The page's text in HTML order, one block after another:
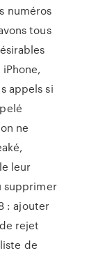
numéros
tous
appels si
ne
leur
supprimer
: ajouter
rejet
de